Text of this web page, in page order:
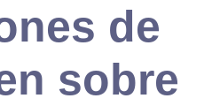
de
sobre